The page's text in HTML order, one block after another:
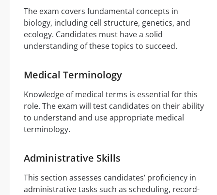
The exam covers fundamental concepts in
biology, including cell structure, genetics, and
ecology. Candidates must have a solid
understanding of these topics to succeed.
Medical Terminology
Knowledge of medical terms is essential for this
role. The exam will test candidates on their ability
to understand and use appropriate medical
terminology.
Administrative Skills
This section assesses candidates’ proficiency in
administrative tasks such as scheduling, record-